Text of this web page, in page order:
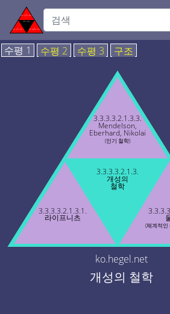
수평 1 수평 2 수평 3 구조
3.3.3.3.2.1.3.
개성의
철학
3.3.3.3.2.1.3.1.
라이프니츠
(체계적인
3.3.3.3.2.1.3.3.
Mendelson,
Eberhard, Nikolai
(인기 철학)
ko.hegel.net
개성의 철학